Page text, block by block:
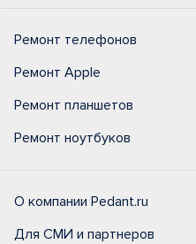
Ремонт телефонов
Ремонт Apple
Ремонт планшетов
Ремонт ноутбуков
О компании Pedant.ru
Для СМИ и партнеров